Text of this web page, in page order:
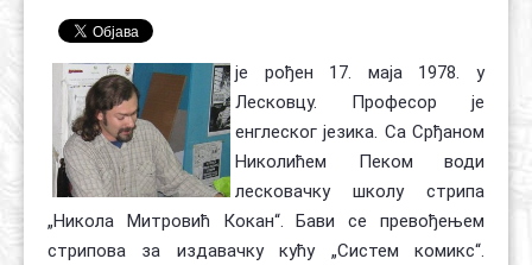
је рођен 17. маја 1978. у
Лесковцу. Професор је
енглеског језика. Са Срђаном
Николићем Пеком води
лесковачку школу стрипа
„Никола Митровић Кокан“. Бави се превођењем
стрипова за издавачку кућу „Систем комикс“.
Органи
Хол славе
Контакт